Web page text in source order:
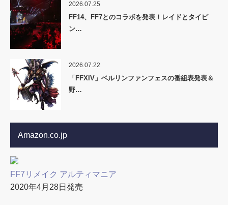
2026.07.25
FF14、FF7とのコラボを発表！レイドとタイピ
ン…
2026.07.22
「FFXIV」ベルリンファンフェスの番組表発表＆
野…
Amazon.co.jp
FF7リメイク アルティマニア
2020年4月28日発売